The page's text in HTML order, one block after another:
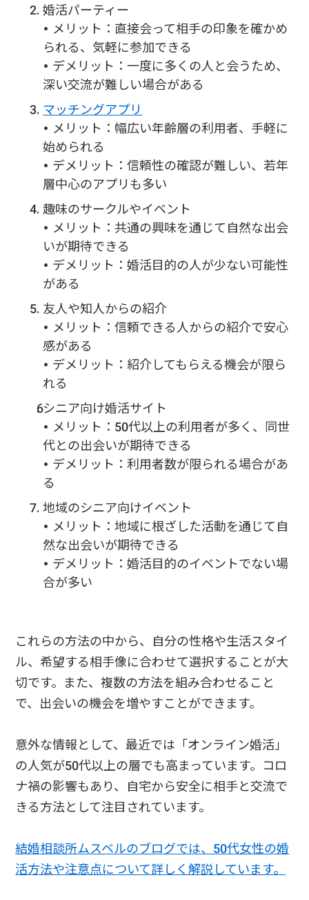
婚活パーティー
• メリット：直接会って相手の印象を確かめ
られる、気軽に参加できる
• デメリット：一度に多くの人と会うため、
深い交流が難しい場合がある
マッチングアプリ
• メリット：幅広い年齢層の利用者、手軽に
始められる
• デメリット：信頼性の確認が難しい、若年
層中心のアプリも多い
趣味のサークルやイベント
• メリット：共通の興味を通じて自然な出会
いが期待できる
• デメリット：婚活目的の人が少ない可能性
がある
友人や知人からの紹介
• メリット：信頼できる人からの紹介で安心
感がある
• デメリット：紹介してもらえる機会が限ら
れる
シニア向け婚活サイト
• メリット：50代以上の利用者が多く、同世
代との出会いが期待できる
• デメリット：利用者数が限られる場合があ
る
地域のシニア向けイベント
• メリット：地域に根ざした活動を通じて自
然な出会いが期待できる
• デメリット：婚活目的のイベントでない場
合が多い
これらの方法の中から、自分の性格や生活スタイ
ル、希望する相手像に合わせて選択することが大
切です。また、複数の方法を組み合わせること
で、出会いの機会を増やすことができます。
意外な情報として、最近では「オンライン婚活」
の人気が50代以上の層でも高まっています。コロ
ナ禍の影響もあり、自宅から安全に相手と交流で
きる方法として注目されています。
結婚相談所ムスベルのブログでは、50代女性の婚
活方法や注意点について詳しく解説しています。